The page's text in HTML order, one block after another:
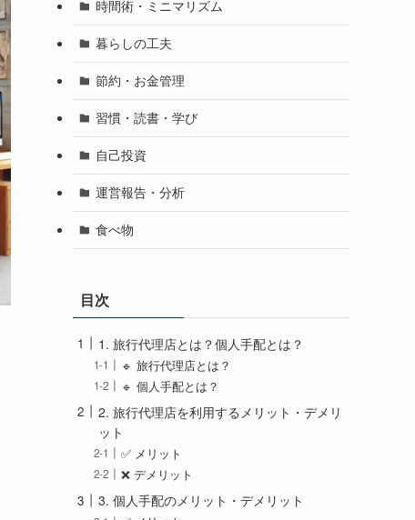
時間術・ミニマリズム
暮らしの工夫
節約・お金管理
習慣・読書・学び
自己投資
運営報告・分析
食べ物
目次
1. 旅行代理店とは？個人手配とは？
🔹 旅行代理店とは？
🔹 個人手配とは？
2. 旅行代理店を利用するメリット・デメリ
ット
✅ メリット
❌ デメリット
3. 個人手配のメリット・デメリット